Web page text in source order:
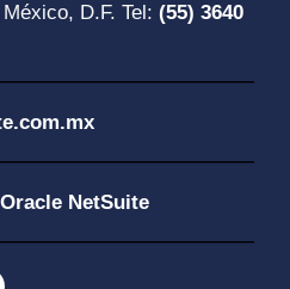
D.F. Tel: (55) 3640
NetSuite